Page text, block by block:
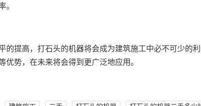
的提高，打石头的机器将会成为建筑施工中必不可少的
势，在未来将会得到更广泛地应用。